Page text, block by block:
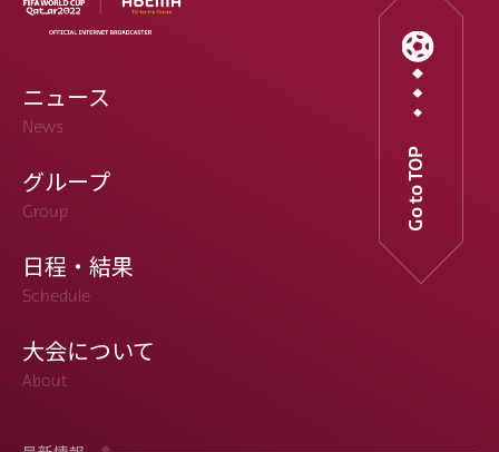
ニュース
News
グループ
Group
日程・結果
Schedule
大会について
About
Go to TOP